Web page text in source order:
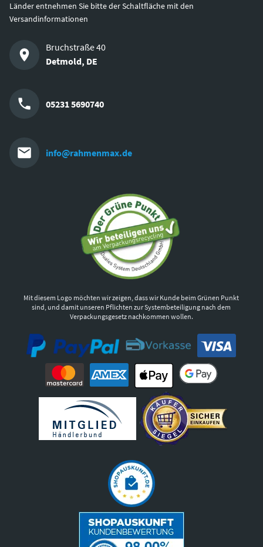
Länder entnehmen Sie bitte der Schaltfläche mit den
Versandinformationen
Bruchstraße 40
Detmold, DE
05231 5690740
info@rahmenmax.de
Mit diesem Logo möchten wir zeigen, dass wir Kunde beim Grünen Punkt
sind, und damit unseren Pflichten zur Systembeteiligung nach dem
Verpackungsgesetz nachkommen wollen.